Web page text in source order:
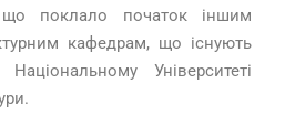
поклало початок іншим
кафедрам, що існують
Університеті